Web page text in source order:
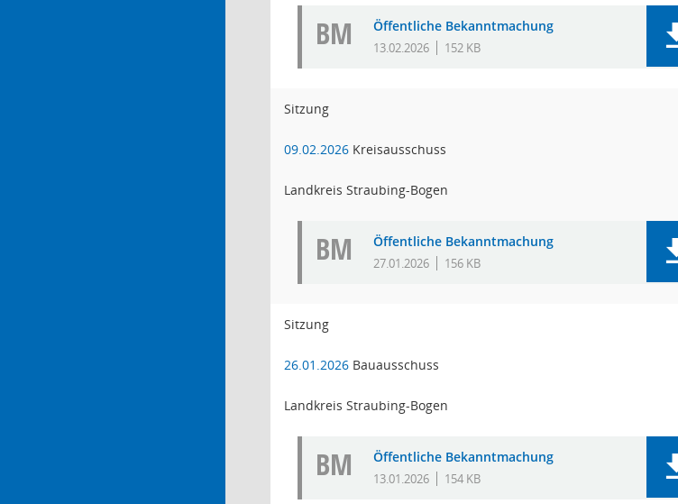
BM Öffentliche Bekanntmachung
13.02.2026 152 KB
Sitzung
09.02.2026 Kreisausschuss
Landkreis Straubing-Bogen
BM Öffentliche Bekanntmachung
27.01.2026 156 KB
Sitzung
26.01.2026 Bauausschuss
Landkreis Straubing-Bogen
BM Öffentliche Bekanntmachung
13.01.2026 154 KB